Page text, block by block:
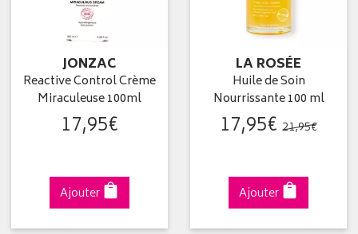
JONZAC
Reactive Control Crème
Miraculeuse 100ml
17,95€
Ajouter
LA ROSÉE
Huile de Soin
Nourrissante 100 ml
17,95€ 21,95€
Ajouter